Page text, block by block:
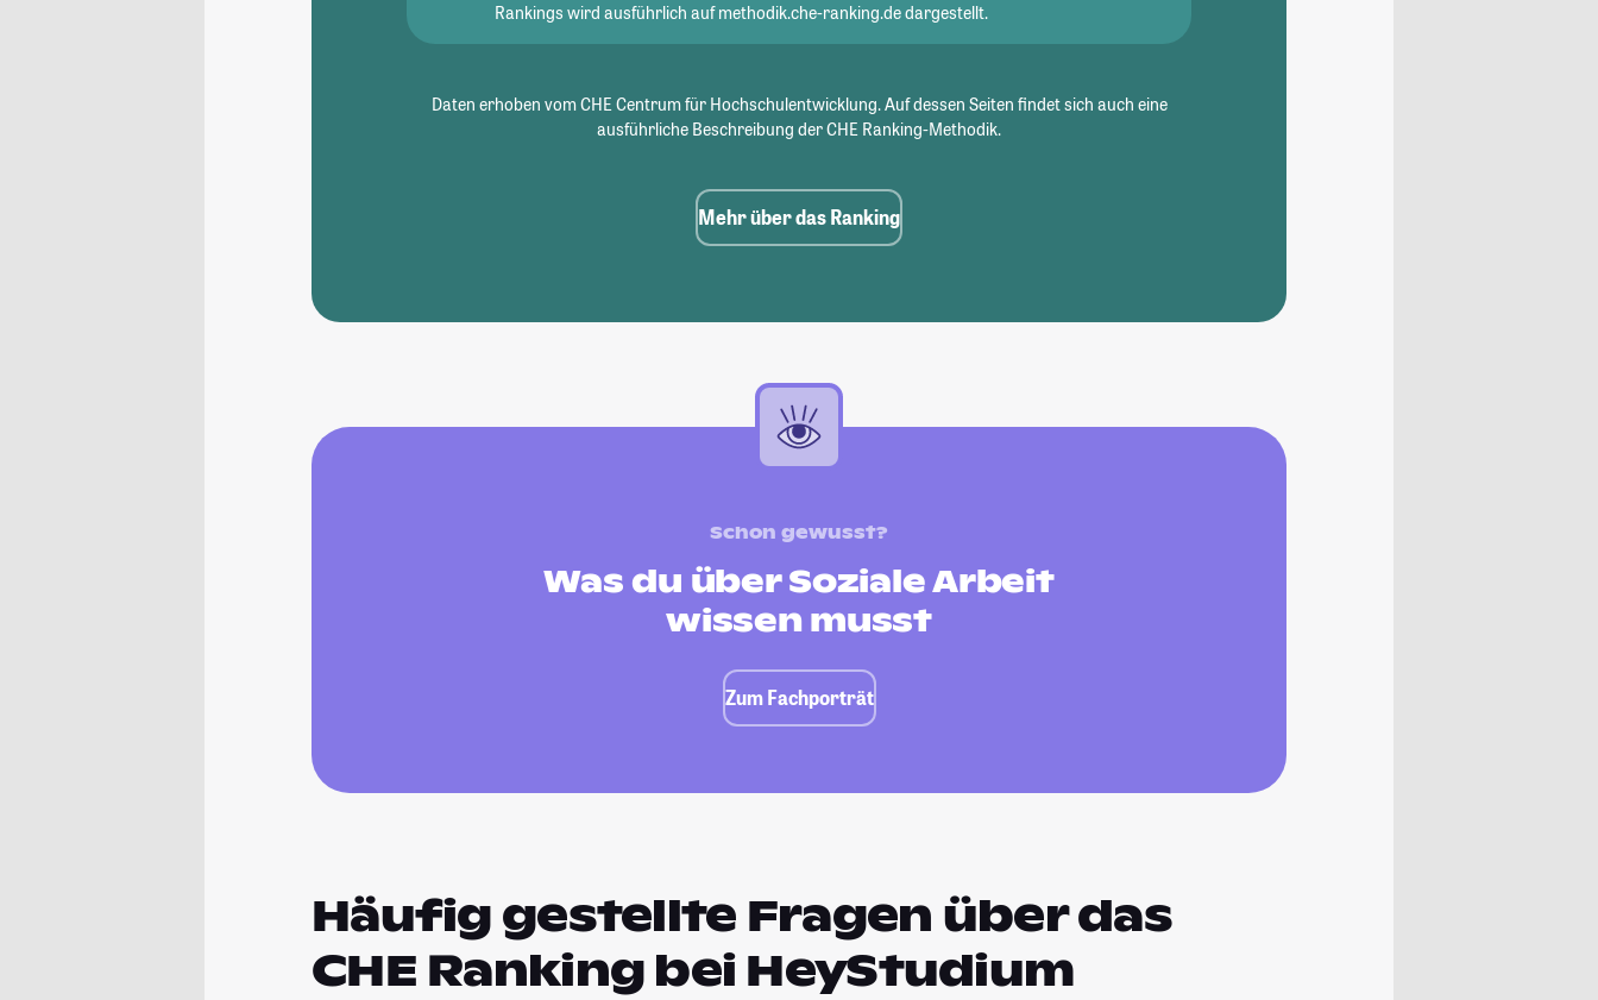
Rankings wird ausführlich auf methodik.che-ranking.de dargestellt.
Daten erhoben vom CHE Centrum für Hochschulentwicklung. Auf dessen Seiten findet sich auch eine
ausführliche Beschreibung der CHE Ranking-Methodik.
Mehr über das Ranking
Schon gewusst?
Was du über Soziale Arbeit
wissen musst
Zum Fachporträt
Häufig gestellte Fragen über das
CHE Ranking bei HeyStudium